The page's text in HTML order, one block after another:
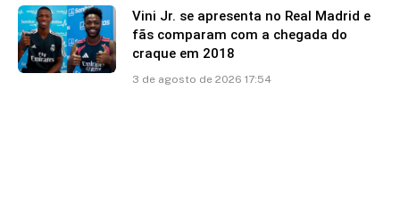
Vini Jr. se apresenta no Real Madrid e
fãs comparam com a chegada do
craque em 2018
3 de agosto de 2026 17:54